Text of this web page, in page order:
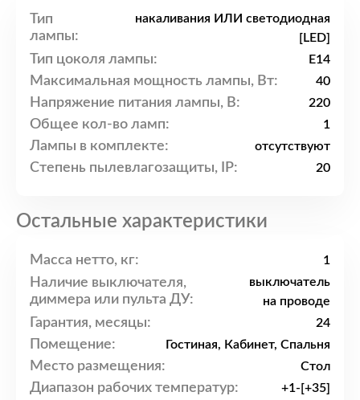
Тип
лампы:
накаливания ИЛИ светодиодная
[LED]
Тип цоколя лампы: E14
Максимальная мощность лампы, Вт: 40
Напряжение питания лампы, В: 220
Общее кол-во ламп: 1
Лампы в комплекте: отсутствуют
Степень пылевлагозащиты, IP: 20
Остальные характеристики
Масса нетто, кг: 1
Наличие выключателя,
диммера или пульта ДУ:
выключатель
на проводе
Гарантия, месяцы: 24
Помещение: Гостиная, Кабинет, Спальня
Место размещения: Стол
Диапазон рабочих температур: +1-[+35]